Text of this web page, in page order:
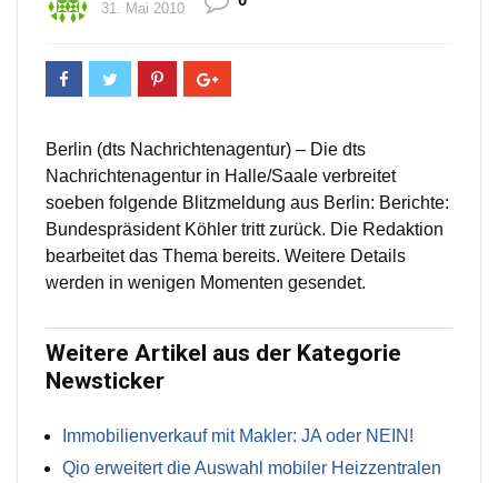
31. Mai 2010
Berlin (dts Nachrichtenagentur) – Die dts
Nachrichtenagentur in Halle/Saale verbreitet
soeben folgende Blitzmeldung aus Berlin: Berichte:
Bundespräsident Köhler tritt zurück. Die Redaktion
bearbeitet das Thema bereits. Weitere Details
werden in wenigen Momenten gesendet.
Weitere Artikel aus der Kategorie
Newsticker
Immobilienverkauf mit Makler: JA oder NEIN!
Qio erweitert die Auswahl mobiler Heizzentralen